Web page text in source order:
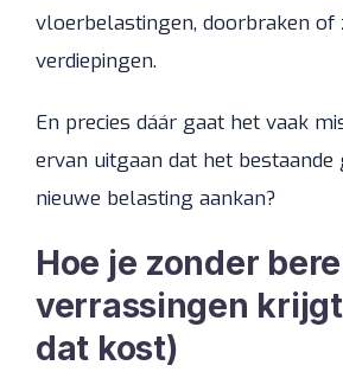
vloerbelastingen, doorbraken of
verdiepingen.
En precies dáár gaat het vaak
ervan uitgaan dat het bestaande
nieuwe belasting aankan?
Hoe je zonder
verrassingen
dat kost)